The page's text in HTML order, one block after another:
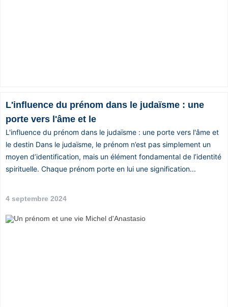
L'influence du prénom dans le judaïsme : une
porte vers l'âme et le
L'influence du prénom dans le judaïsme : une porte vers l'âme et
le destin Dans le judaïsme, le prénom n’est pas simplement un
moyen d’identification, mais un élément fondamental de l’identité
spirituelle. Chaque prénom porte en lui une signification...
4 septembre 2024